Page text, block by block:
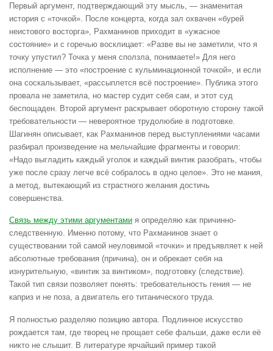
Первый аргумент, подтверждающий эту мысль, — знаменитая
история с «точкой». После концерта, когда зал охвачен «бурей
неистового восторга», Рахманинов приходит в «ужасное
состояние» и с горечью восклицает: «Разве вы не заметили, что я
точку упустил? Точка у меня сползла, понимаете!» Для него
исполнение — это «построение с кульминационной точкой», и если
она соскальзывает, «рассыплется всё построение». Публика этого
провала не заметила, но мастер судит себя сам, и этот суд
беспощаден. Второй аргумент раскрывает оборотную сторону такой
требовательности — невероятное трудолюбие в подготовке.
Шагинян описывает, как Рахманинов перед выступлениями часами
разбирал произведение на мельчайшие фрагменты и говорил:
«Надо выгладить каждый уголок и каждый винтик разобрать, чтобы
уже после сразу легче всё собралось в одно целое». Это не мания,
а метод, вытекающий из страстного желания достичь
совершенства.
Связь между этими аргументами я определяю как причинно-
следственную. Именно потому, что Рахманинов знает о
существовании той самой неуловимой «точки» и предъявляет к ней
абсолютные требования (причина), он и обрекает себя на
изнурительную, «винтик за винтиком», подготовку (следствие).
Такой тип связи позволяет понять: требовательность гения — не
каприз и не поза, а двигатель его титанического труда.
Я полностью разделяю позицию автора. Подлинное искусство
рождается там, где творец не прощает себе фальши, даже если её
никто не слышит. В литературе ярчайший пример такой